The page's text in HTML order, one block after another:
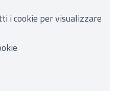
i cookie per visualizzare